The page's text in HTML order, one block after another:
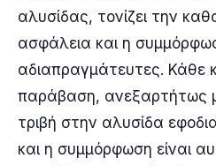
αλυσίδας, τονίζει την
ασφάλεια και η
αδιαπραγμάτευτες. Κάθε
παράβαση, ανεξαρτήτως
τριβή στην αλυσίδα
και η συμμόρφωση είναι